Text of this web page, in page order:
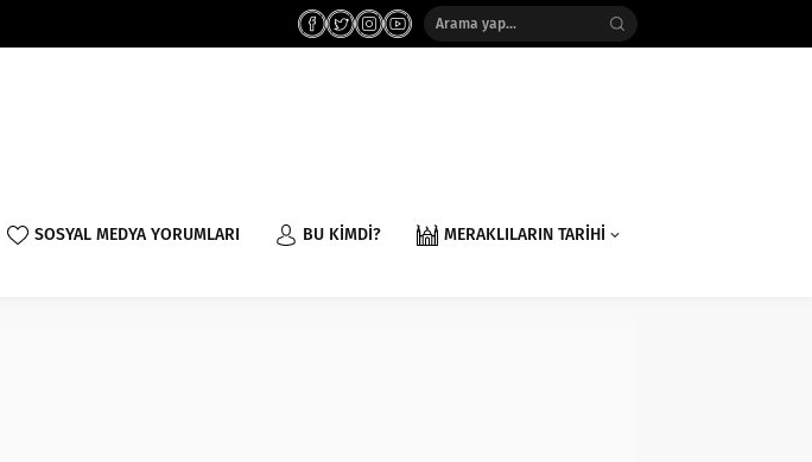
SOSYAL MEDYA YORUMLARI BU KİMDİ? MERAKLILARIN TARİHİ